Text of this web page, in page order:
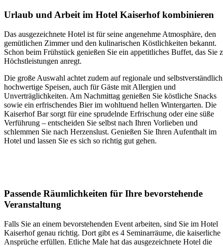
Urlaub und Arbeit im Hotel Kaiserhof kombinieren
Das ausgezeichnete Hotel ist für seine angenehme Atmosphäre, den
gemütlichen Zimmer und den kulinarischen Köstlichkeiten bekannt.
Schon beim Frühstück genießen Sie ein appetitliches Buffet, das Sie
Höchstleistungen anregt.
Die große Auswahl achtet zudem auf regionale und selbstverständlich
hochwertige Speisen, auch für Gäste mit Allergien und
Unverträglichkeiten. Am Nachmittag genießen Sie köstliche Snacks
sowie ein erfrischendes Bier im wohltuend hellen Wintergarten. Die
Kaiserhof Bar sorgt für eine sprudelnde Erfrischung oder eine süße
Verführung – entscheiden Sie selbst nach Ihren Vorlieben und
schlemmen Sie nach Herzenslust. Genießen Sie Ihren Aufenthalt im
Hotel und lassen Sie es sich so richtig gut gehen.
Passende Räumlichkeiten für Ihre bevorstehende
Veranstaltung
Falls Sie an einem bevorstehenden Event arbeiten, sind Sie im Hotel
Kaiserhof genau richtig. Dort gibt es 4 Seminarräume, die kaiserliche
Ansprüche erfüllen. Etliche Male hat das ausgezeichnete Hotel die